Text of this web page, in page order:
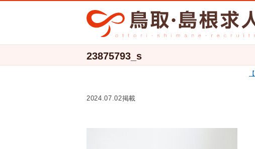
23875793_s
2024.07.02掲載